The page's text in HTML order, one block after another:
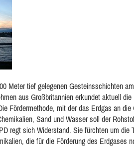
Meter tief gelegenen Gesteinsschichten
aus Großbritannien erkundet aktuell
Fördermethode, mit der das Erdgas an
Sand und Wasser soll der
regt sich Widerstand. Sie fürchten um die
die für die Förderung des Erdgases